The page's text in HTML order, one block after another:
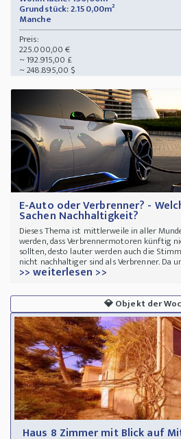
Grundstück: 2.150,00m²
Manche
Preis:
225.000,00 €
~ 192.915,00 £
~ 248.895,00 $
E-Auto oder Verbrenner? -
Sachen Nachhaltigkeit?
Dieses Thema ist mittlerweile in aller
werden, dass Verbrennermotoren künftig
sollten, desto lauter werden auch die
nicht nachhaltiger sind als Verbrenner. Da
>> weiterlesen >>
💎Objekt der
Haus 8 Zimmer mit Blick auf